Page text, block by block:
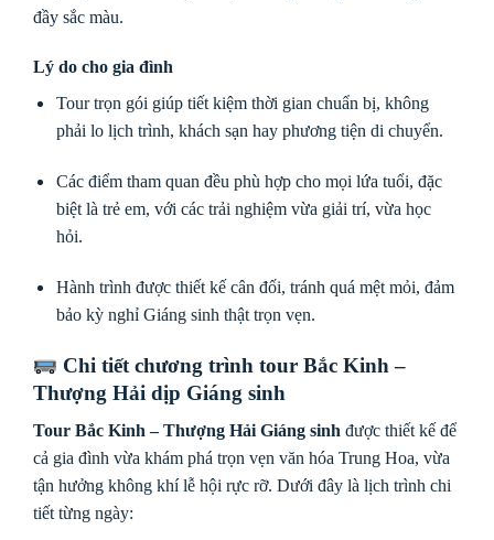
đầy sắc màu.
Lý do cho gia đình
Tour trọn gói giúp tiết kiệm thời gian chuẩn bị, không
phải lo lịch trình, khách sạn hay phương tiện di chuyển.
Các điểm tham quan đều phù hợp cho mọi lứa tuổi, đặc
biệt là trẻ em, với các trải nghiệm vừa giải trí, vừa học
hỏi.
Hành trình được thiết kế cân đối, tránh quá mệt mỏi, đảm
bảo kỳ nghỉ Giáng sinh thật trọn vẹn.
Chi tiết chương trình tour Bắc Kinh –
Thượng Hải dịp Giáng sinh
Tour Bắc Kinh – Thượng Hải Giáng sinh được thiết kế để
cả gia đình vừa khám phá trọn vẹn văn hóa Trung Hoa, vừa
tận hưởng không khí lễ hội rực rỡ. Dưới đây là lịch trình chi
tiết từng ngày: